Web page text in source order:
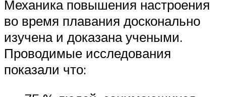
Механика повышения настроения
во время плавания досконально
изучена и доказана учеными.
Проводимые исследования
показали что: